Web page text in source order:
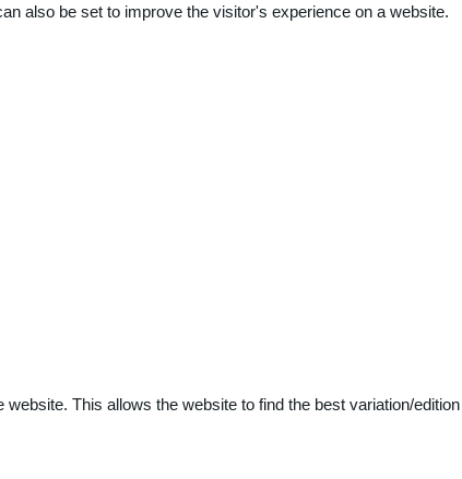
also be set to improve the visitor's experience on a website.
This allows the website to find the best variation/edition